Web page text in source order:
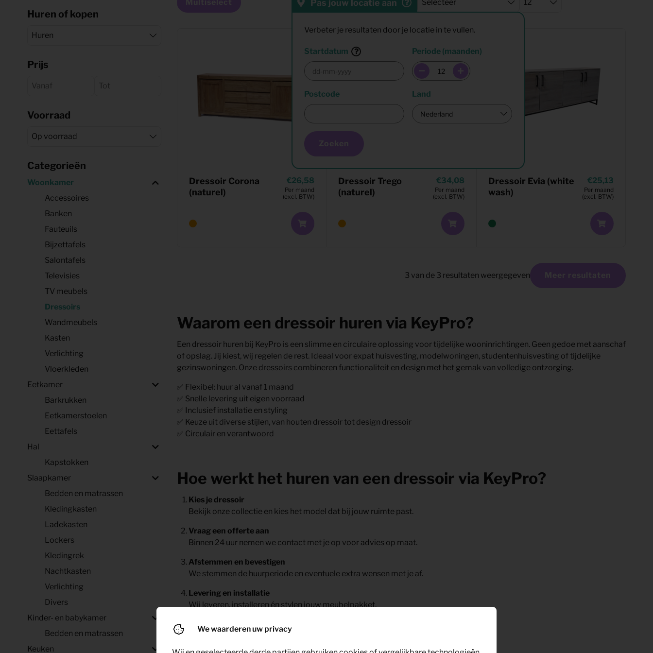
Offerte aanvragen
Offerte aanvragen
Huren of kopen
Prijs
Voorraad
Categorieën
Woonkamer
Accessoires
Banken
Fauteuils
Bijzettafels
Salontafels
Televisies
TV meubels
Dressoirs
Wandmeubels
Kasten
Verlichting
Vloerkleden
Eetkamer
Barkrukken
Eetkamerstoelen
Eettafels
Hal
Kapstokken
Slaapkamer
Bedden en matrassen
Kledingkasten
Ladekasten
Lockers
Kledingrek
Nachtkasten
Verlichting
Divers
Kinder- en babykamer
Bedden en matrassen
Keuken
Multiselect Pas jouw locatie aan
Verbeter je resultaten door je locatie in te vullen.
Startdatum Periode (maanden)
Postcode Land
Zoeken
Dressoir Corona
(naturel)
26,58
Per maand
(excl. BTW)
Dressoir Trego
(naturel)
34,08
Per maand
(excl. BTW)
Dressoir Evia (white
wash)
25,13
Per maand
(excl. BTW)
3 van de 3 resultaten weergegeven Meer resultaten
Waarom een dressoir huren via KeyPro?
Een dressoir huren bij KeyPro is een slimme en circulaire oplossing voor tijdelijke wooninrichtingen. Geen gedoe met aanschaf
of opslag. Jij kiest, wij regelen de rest. Ideaal voor expat huisvesting, modelwoningen, studentenhuisvesting of tijdelijke
gezinswoningen. Onze dressoirs combineren functionaliteit en design met het gemak van volledige ontzorging.
✅ Flexibel: huur al vanaf 1 maand
✅ Snelle levering uit eigen voorraad
✅ Inclusief installatie en styling
✅ Keuze uit diverse stijlen, van houten dressoir tot design dressoir
✅ Circulair en verantwoord
Hoe werkt het huren van een dressoir via KeyPro?
Kies je dressoir
Bekijk onze collectie en kies het model dat bij jouw ruimte past.
Vraag een offerte aan
Binnen 24 uur nemen we contact met je op voor advies op maat.
Afstemmen en bevestigen
We stemmen de huurperiode en eventuele extra wensen met je af.
Levering en installatie
Wij leveren, installeren én stylen jouw meubelpakket.
Genieten maar
Jij richt je op je werk of je gasten, wij zorgen voor het thuisgevoel.
We waarderen uw privacy